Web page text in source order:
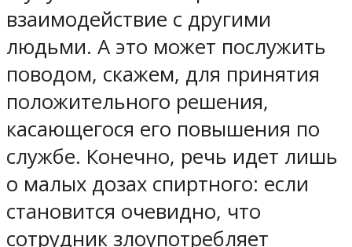
взаимодействие с другими
людьми. А это может послужить
поводом, скажем, для принятия
положительного решения,
касающегося его повышения по
службе. Конечно, речь идет лишь
о малых дозах спиртного: если
становится очевидно, что
сотрудник злоупотребляет